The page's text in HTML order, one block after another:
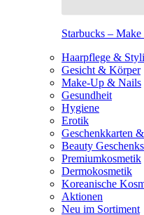
Starbucks –
Haarpflege &
Gesicht & Körper
Make-Up & Nails
Gesundheit
Hygiene
Erotik
Geschenkkarten
Beauty
Premiumkosmetik
Dermokosmetik
Koreanische
Aktionen
Neu im Sortiment